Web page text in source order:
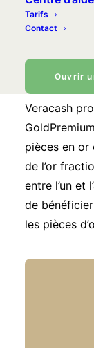
Tarifs
Contact
Ouvrir
bijoux
Veracash
pièces en
de l’or
entre l’un et
de
les pièces